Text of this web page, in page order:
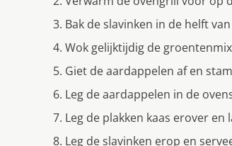
Bak de slavinken in de helft
Wok gelijktijdig de
Giet de aardappelen af en
Leg de aardappelen in de
Leg de plakken kaas erover
Leg de slavinken erop en